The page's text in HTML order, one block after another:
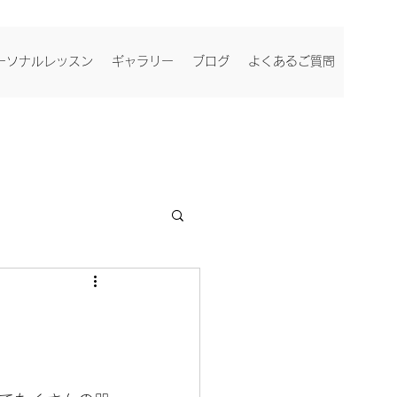
ソナルレッスン ギャラリー ブログ よくあるご質問